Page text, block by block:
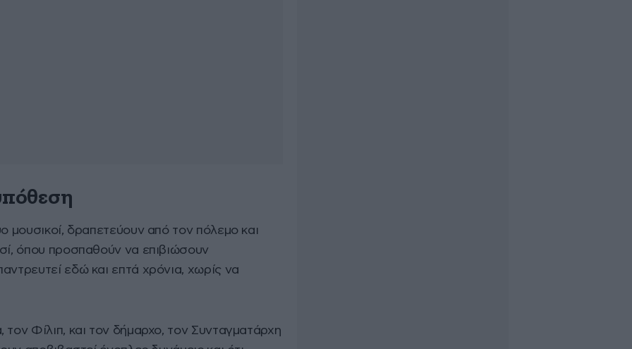
μουσικοί, δραπετεύουν από τον πόλεμο και
όπου προσπαθούν να επιβιώσουν
εδώ και επτά χρόνια, χωρίς να
Φίλιπ, και τον δήμαρχο, τον Συνταγματάρχη